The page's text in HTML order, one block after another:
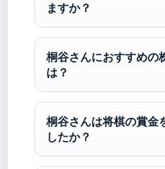
ますか？
桐谷さんにおすすめの
は？
桐谷さんは将棋の賞金
したか？